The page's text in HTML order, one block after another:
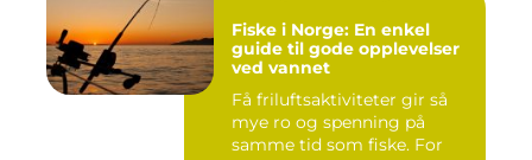
Fiske i Norge: En enkel
guide til gode opplevelser
ved vannet
Få friluftsaktiviteter gir så
mye ro og spenning på
samme tid som fiske. For